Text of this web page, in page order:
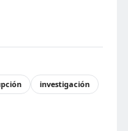
investigación